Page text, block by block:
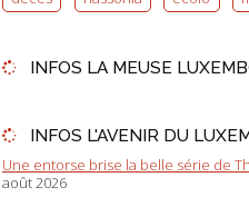
INFOS LA MEUSE
INFOS L'AVENIR DU
Une entorse brise la belle série de
août 2026